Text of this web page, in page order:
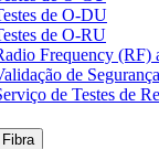
de O-DU
de O-RU
Frequency (RF)
de
de Testes de
Fibra